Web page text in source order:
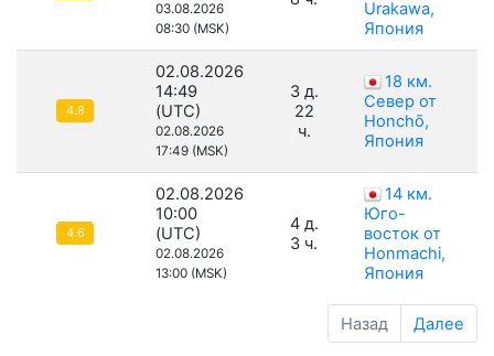
03.08.2026
08:30 (MSK)
Urakawa,
Япония
4.8
02.08.2026
14:49
(UTC)
02.08.2026
17:49 (MSK)
3 д.
22
ч.
18 км.
Север от
Honchō,
Япония
4.6
02.08.2026
10:00
(UTC)
02.08.2026
13:00 (MSK)
4 д.
3 ч.
14 км.
Юго-
восток от
Honmachi,
Япония
Назад Далее